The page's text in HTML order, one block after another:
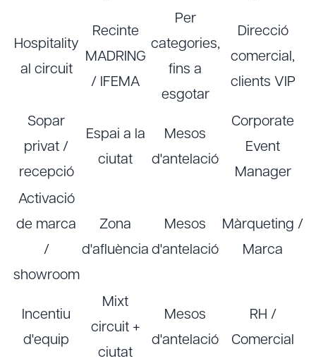
Hospitality
al circuit
Recinte
MADRING
/ IFEMA
Per
categories,
fins a
esgotar
Direcció
comercial,
clients VIP
Sopar
privat /
recepció
Espai a la
ciutat
Mesos
d'antelació
Corporate
Event
Manager
Activació
de marca
/
showroom
Zona
d'afluència
Mesos
d'antelació
Màrqueting /
Marca
Incentiu
d'equip
Mixt
circuit +
ciutat
Mesos
d'antelació
RH /
Comercial